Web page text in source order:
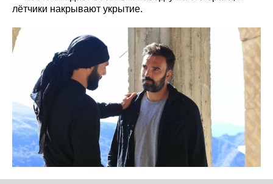
лётчики накрывают укрытие.